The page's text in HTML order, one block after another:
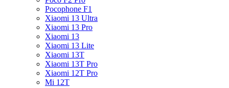
Pocophone F1
Xiaomi 13 Ultra
Xiaomi 13 Pro
Xiaomi 13
Xiaomi 13 Lite
Xiaomi 13T
Xiaomi 13T Pro
Xiaomi 12T Pro
Mi 12T